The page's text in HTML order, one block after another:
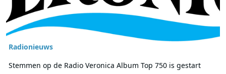
Radionieuws
Stemmen op de Radio Veronica Album Top 750 is gestart